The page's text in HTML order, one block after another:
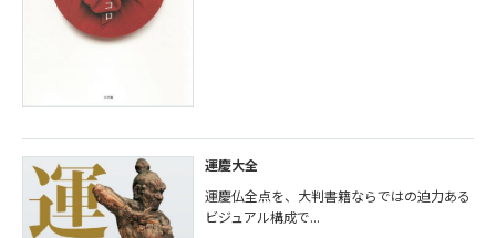
運慶大全
運慶仏全点を、大判書籍ならではの迫力ある
ビジュアル構成で...